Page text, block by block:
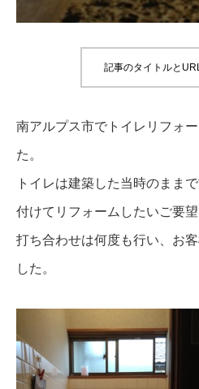
記事のタイトルと
南アルプス市でトイレリフォ
た。
トイレは建築した当時のまま
付けてリフォームしたいご要望
打ち合わせは何度も行い、お
した。